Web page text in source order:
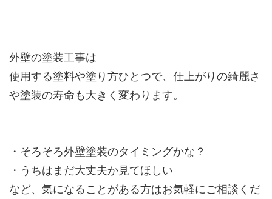
外壁の塗装工事は
使用する塗料や塗り方ひとつで、仕上がりの綺麗さ
や塗装の寿命も大きく変わります。
・そろそろ外壁塗装のタイミングかな？
・うちはまだ大丈夫か見てほしい
など、気になることがある方はお気軽にご相談くだ